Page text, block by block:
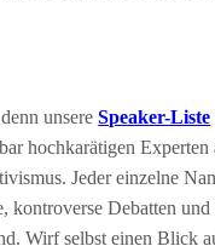
unsereSpeaker-Liste
hochkarätigen
Jeder einzelne
kontroverse Debatten
Wirf selbst einen Blick